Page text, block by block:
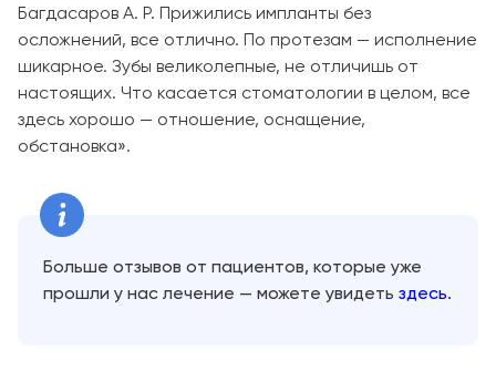
Багдасаров А. Р. Прижились импланты без
осложнений, все отлично. По протезам — исполнение
шикарное. Зубы великолепные, не отличишь от
настоящих. Что касается стоматологии в целом, все
здесь хорошо — отношение, оснащение,
обстановка».
Больше отзывов от пациентов, которые уже
прошли у нас лечение — можете увидеть здесь.